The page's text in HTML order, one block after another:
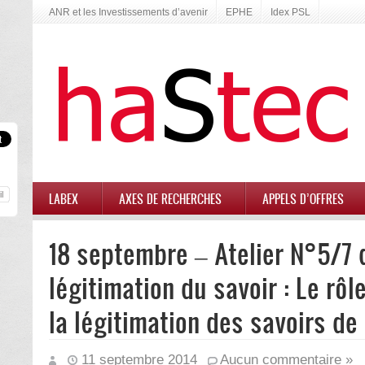
ANR et les Investissements d’avenir EPHE Idex PSL
LABEX AXES DE RECHERCHES APPELS D’OFFRES
18 septembre – Atelier N°5/7
légitimation du savoir : Le
la légitimation des savoirs de
11 septembre 2014 Aucun commentaire »